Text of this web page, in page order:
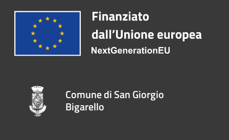
Comune di San Giorgio
Bigarello